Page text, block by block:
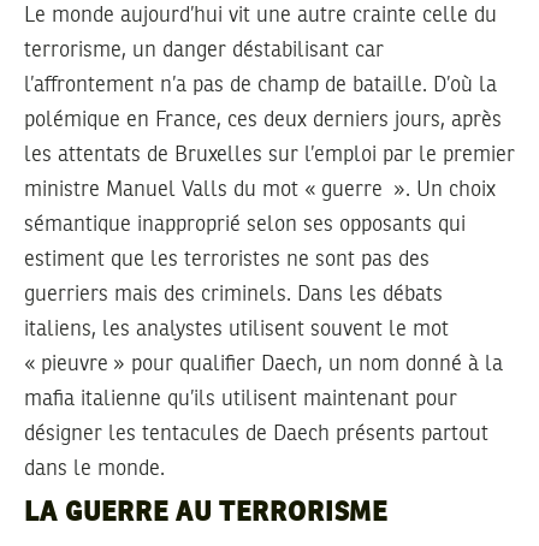
Le monde aujourd’hui vit une autre crainte celle du
terrorisme, un danger déstabilisant car
l’affrontement n’a pas de champ de bataille. D’où la
polémique en France, ces deux derniers jours, après
les attentats de Bruxelles sur l’emploi par le premier
ministre Manuel Valls du mot « guerre ». Un choix
sémantique inapproprié selon ses opposants qui
estiment que les terroristes ne sont pas des
guerriers mais des criminels. Dans les débats
italiens, les analystes utilisent souvent le mot
« pieuvre » pour qualifier Daech, un nom donné à la
mafia italienne qu’ils utilisent maintenant pour
désigner les tentacules de Daech présents partout
dans le monde.
LA GUERRE AU TERRORISME